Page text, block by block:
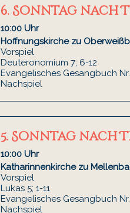
6. Sonntag nach
10:00 Uhr
Hoffnungskirche zu
Vorspiel
Deuteronomium 7; 6-12
Evangelisches Gesangbuch
Nachspiel
5. Sonntag nach
10:00 Uhr
Katharinnenkirche zu
Vorspiel
Lukas 5; 1-11
Evangelisches Gesangbuch Nr.
Nachspiel